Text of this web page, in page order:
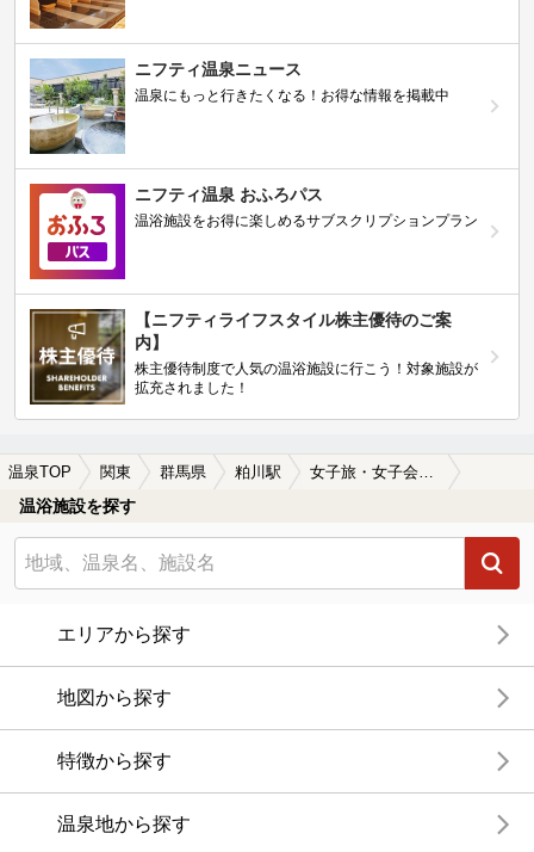
ニフティ温泉ニュース
温泉にもっと行きたくなる！お得な情報を掲載中
ニフティ温泉 おふろパス
温浴施設をお得に楽しめるサブスクリプションプラン
【ニフティライフスタイル株主優待のご案
内】
株主優待制度で人気の温浴施設に行こう！対象施設が
拡充されました！
温泉TOP 関東 群馬県 粕川駅 女子旅・女子会におすすめの粕川駅近くの温泉、日帰り温泉、スーパー銭湯おすすめ
温浴施設を探す
エリアから探す
地図から探す
特徴から探す
温泉地から探す